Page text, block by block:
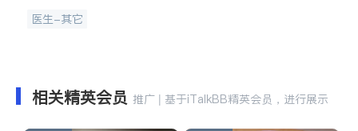
医生-其它
相关精英会员 推广 | 基于iTalkBB精英会员，进行展示